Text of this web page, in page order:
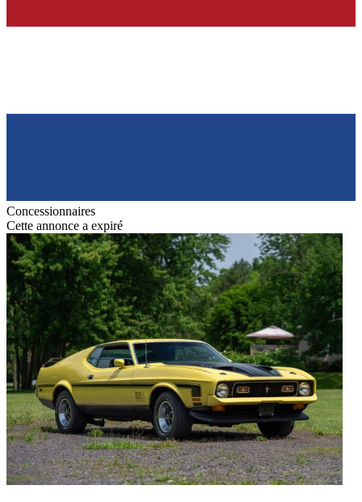
Concessionnaires
Cette annonce a expiré